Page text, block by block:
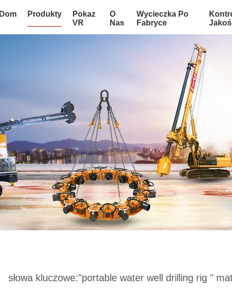
Dom Produkty
Pokaz
VR
O
Nas
Wycieczka Po
Fabryce
słowa kluczowe:"portable water well drilling rig "